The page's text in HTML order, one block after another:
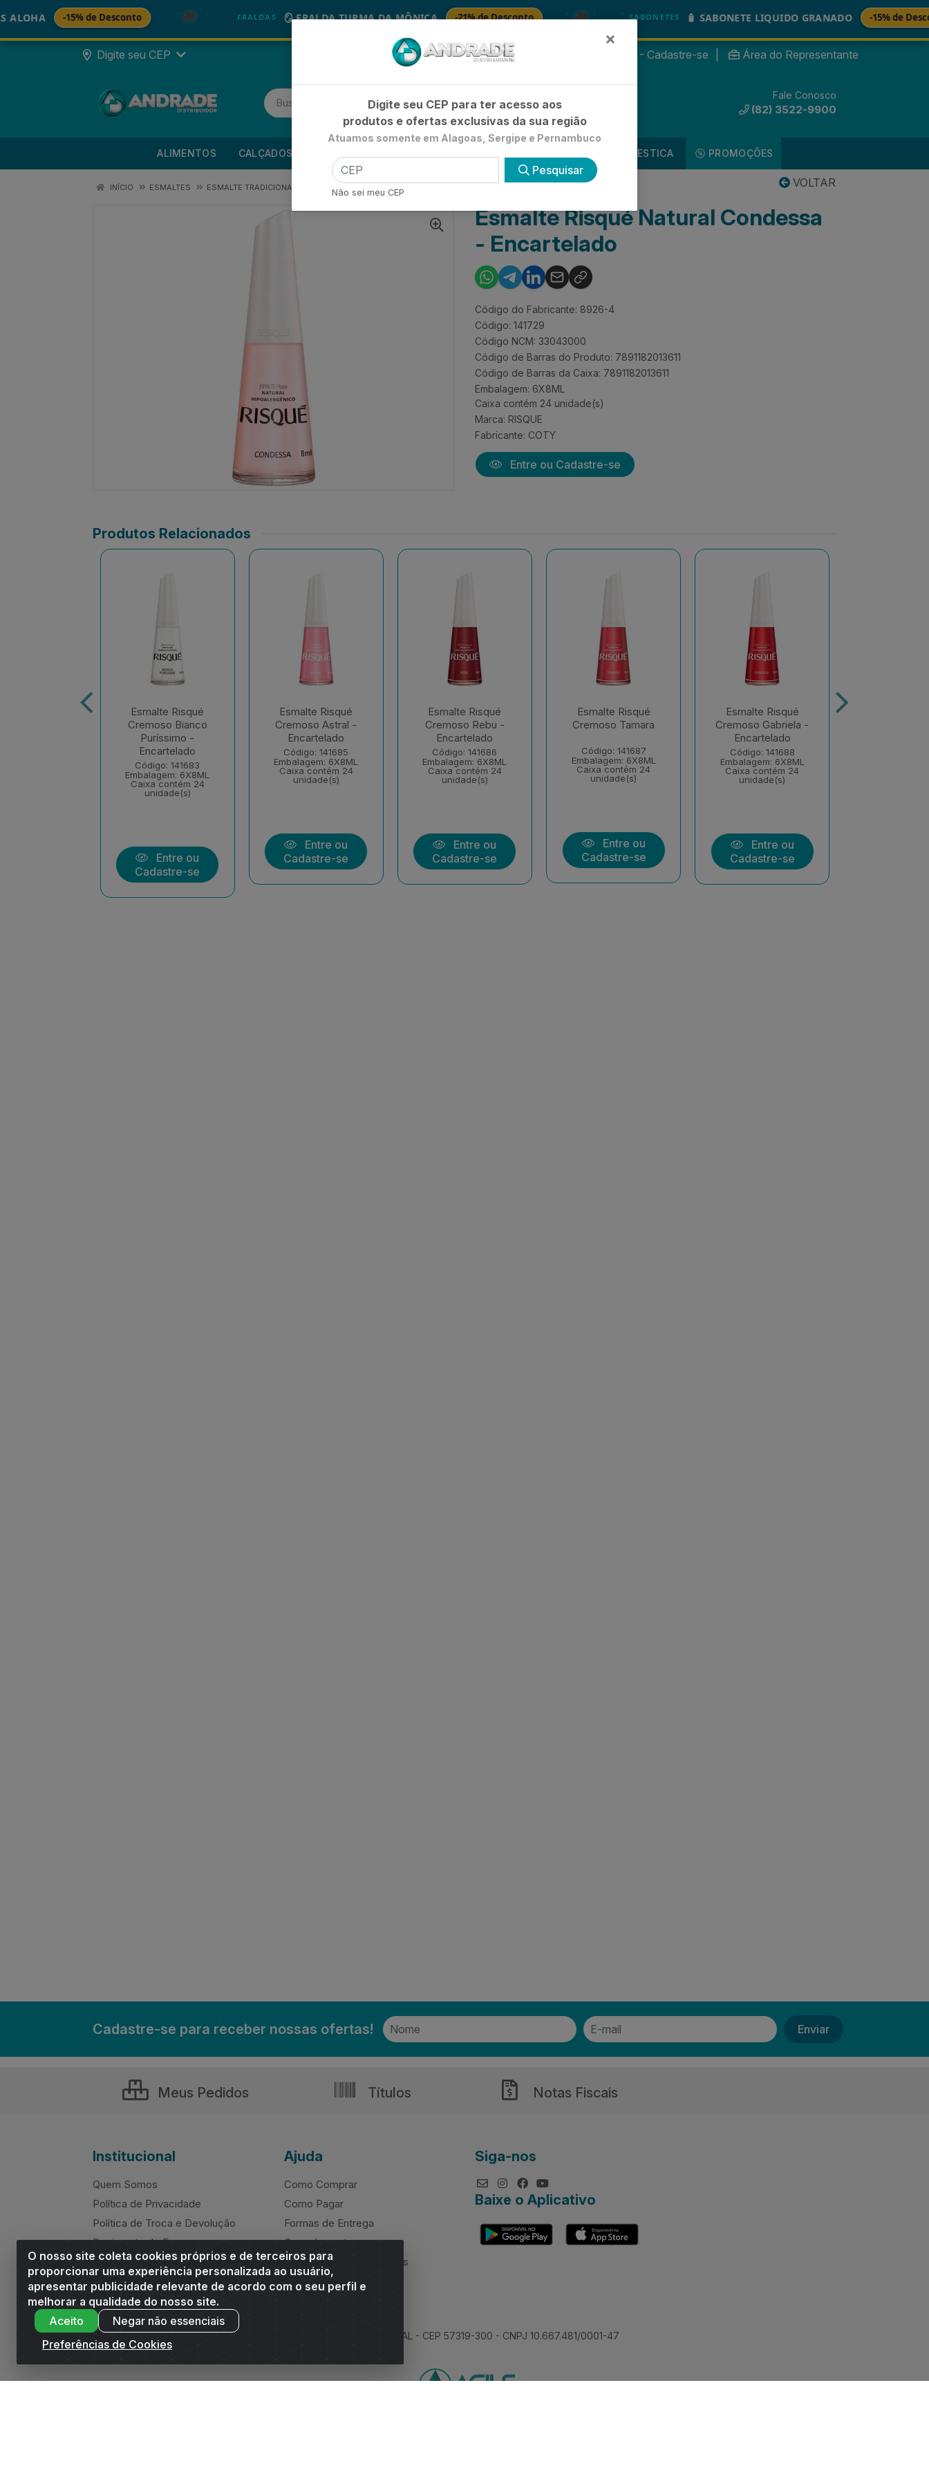
-15% de Desconto 🚚 FRALDAS 🪞 FRALDA TURMA DA MÔNICA -21% de Desconto 🚚 SABONETES 🧴 SABONETE LIQUIDO GRANADO -15% de Desconto
Digite seu CEP Já é cliente? - Entrar Não é cliente? - Cadastre-se Área do Representante
Fale Conosco
(82) 3522-9900
ALIMENTOS CALÇADOS UTILIDADE DOMESTICA PROMOÇÕES
VOLTAR
INÍCIO ESMALTES ESMALTE TRADICIONAL ESMALTE RISQUÉ NATURAL CONDESSA - ENCARTELADO
Esmalte Risqué Natural Condessa
- Encartelado
Código do Fabricante: 8926-4
Código: 141729
Código NCM: 33043000
Código de Barras do Produto: 7891182013611
Código de Barras da Caixa: 7891182013611
Embalagem: 6X8ML
Caixa contém 24 unidade(s)
Marca: RISQUE
Fabricante: COTY
Entre ou Cadastre-se
Produtos Relacionados
Esmalte Risqué
Cremoso Bianco
Puríssimo -
Encartelado
Código: 141683
Embalagem: 6X8ML
Caixa contém 24
unidade(s)
Entre ou
Cadastre-se
Esmalte Risqué
Cremoso Astral -
Encartelado
Código: 141685
Embalagem: 6X8ML
Caixa contém 24
unidade(s)
Entre ou
Cadastre-se
Esmalte Risqué
Cremoso Rebu -
Encartelado
Código: 141686
Embalagem: 6X8ML
Caixa contém 24
unidade(s)
Entre ou
Cadastre-se
Esmalte Risqué
Cremoso Tamara
Código: 141687
Embalagem: 6X8ML
Caixa contém 24
unidade(s)
Entre ou
Cadastre-se
Esmalte Risqué
Cremoso Gabriela -
Encartelado
Código: 141688
Embalagem: 6X8ML
Caixa contém 24
unidade(s)
Entre ou
Cadastre-se
O nosso site coleta cookies próprios e de terceiros para
proporcionar uma experiência personalizada ao usuário,
apresentar publicidade relevante de acordo com o seu perfil e
melhorar a qualidade do nosso site.
Aceito
Negar não essenciais
Preferências de Cookies
Cadastre-se para receber nossas ofertas!
Meus Pedidos Títulos Notas Fiscais
Institucional
Quem Somos
Política de Privacidade
Política de Troca e Devolução
Regimento do E-commerce
Andrade Online
Ajuda
Como Comprar
Como Pagar
Formas de Entrega
Cancelamentos
Ressarcimento de valores
Siga-nos
Baixe o Aplicativo
Andrade Distribuidor - ROD AL 110, n° 1401 - Sitio Moco, Arapiraca/AL - CEP 57319-300 - CNPJ 10.667.481/0001-47
×
Digite seu CEP para ter acesso aos
produtos e ofertas exclusivas da sua região
Atuamos somente em Alagoas, Sergipe e Pernambuco
Pesquisar
Não sei meu CEP